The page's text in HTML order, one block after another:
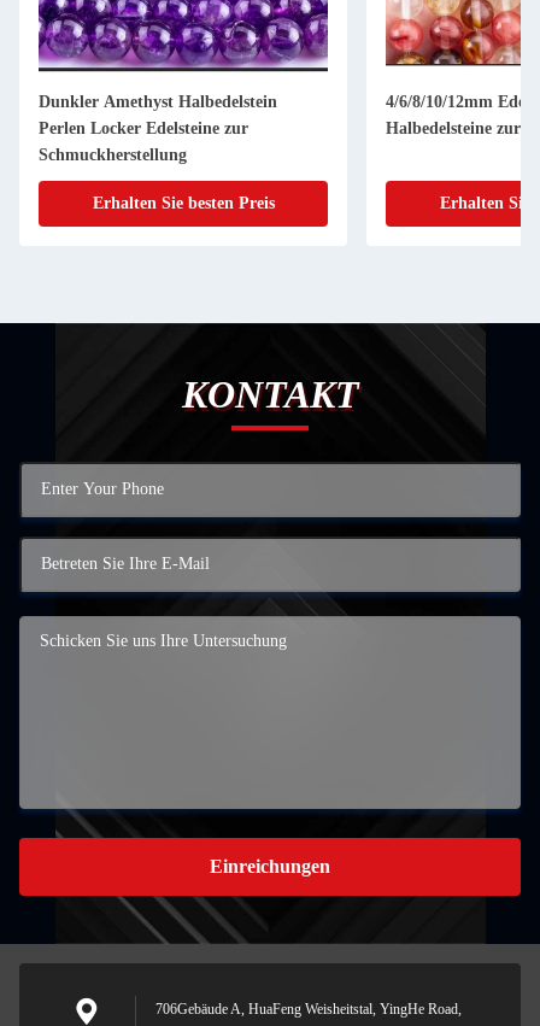
Dunkler Amethyst Halbedelstein
Perlen Locker Edelsteine zur
Schmuckherstellung
Erhalten Sie besten Preis
4/6/8/10/12mm
Halbedelsteine zur
Erhalten Sie
KONTAKT
Einreichungen
706Gebäude A, HuaFeng Weisheitstal, YingHe Road,